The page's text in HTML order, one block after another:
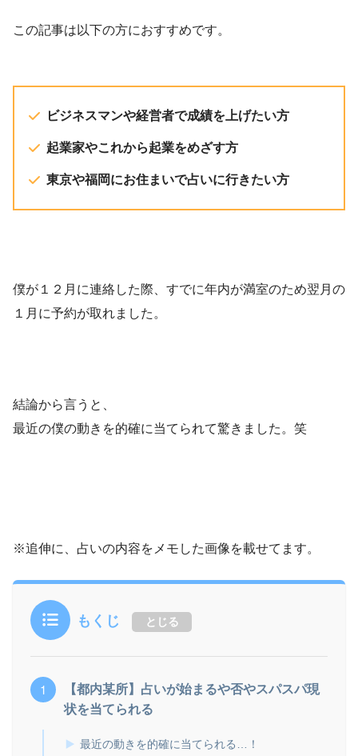
この記事は以下の方におすすめです。
ビジネスマンや経営者で成績を上げたい方
起業家やこれから起業をめざす方
東京や福岡にお住まいで占いに行きたい方
僕が １２月に連絡した際、すでに年内が満室のため翌月の
１月に予約が取れました。
結論から言うと、
最近の僕の動きを的確に当てられて驚きました。笑
※追伸に、占いの内容をメモした画像を載せてます。
もくじ とじる
【都内某所】占いが始まるや否やスパスパ現
状を当てられる
最近の動きを的確に当てられる…！